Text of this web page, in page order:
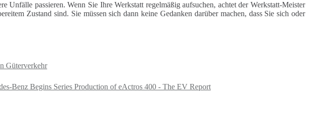
Unfälle passieren. Wenn Sie Ihre Werkstatt regelmäßig aufsuchen, achtet der Werkstatt-Meister
Zustand sind. Sie müssen sich dann keine Gedanken darüber machen, dass Sie sich oder
Güterverkehr
Benz Begins Series Production of eActros 400 - The EV Report